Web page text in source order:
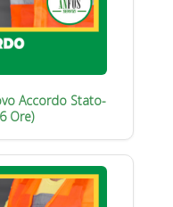
Accordo Stato-
Ore)